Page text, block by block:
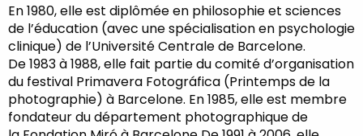
En 1980, elle est diplômée en philosophie et sciences
de l’éducation (avec une spécialisation en psychologie
clinique) de l’Université Centrale de Barcelone.
De 1983 à 1988, elle fait partie du comité d’organisation
du festival Primavera Fotográfica (Printemps de la
photographie) à Barcelone. En 1985, elle est membre
fondateur du département photographique de